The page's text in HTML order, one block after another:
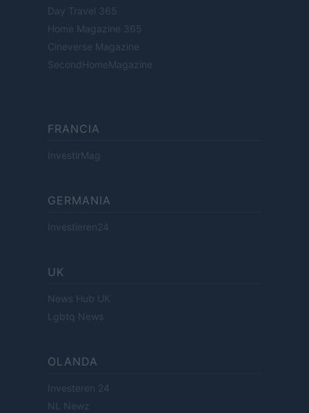
Day Travel 365
Home Magazine 365
Cineverse Magazine
SecondHomeMagazine
FRANCIA
InvestirMag
GERMANIA
Investieren24
UK
News Hub UK
Lgbtq News
OLANDA
Investeren 24
NL Newz